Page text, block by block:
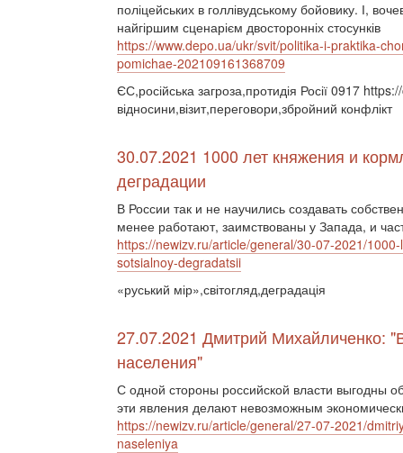
поліцейських в голлівудському бойовику. І,
найгіршим сценарієм двосторонніх стосунків
https://www.depo.ua/ukr/svit/politika-i-praktika-
pomichae-202109161368709
ЄС,російська загроза,протидія Росії 0917
відносини,візит,переговори,збройний конфлікт
30.07.2021 1000 лет княжения и
деградации
В России так и не научились создавать
менее работают, заимствованы у Запада, и
https://newizv.ru/article/general/30-07-2021/
sotsialnoy-degradatsii
«руський мір»,світогляд,деградація
27.07.2021 Дмитрий Михайличенко:
населения"
С одной стороны российской власти выгодны
эти явления делают невозможным
https://newizv.ru/article/general/27-07-2021/
naseleniya